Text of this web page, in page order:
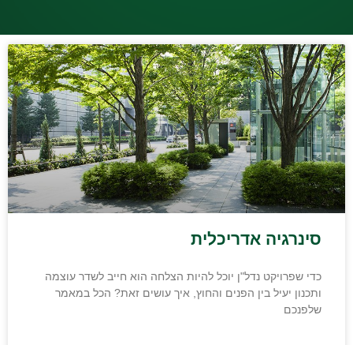
סינרגיה אדריכלית
כדי שפרויקט נדל"ן יוכל להיות הצלחה הוא חייב לשדר עוצמה
ותכנון יעיל בין הפנים והחוץ, איך עושים זאת? הכל במאמר
שלפנכם